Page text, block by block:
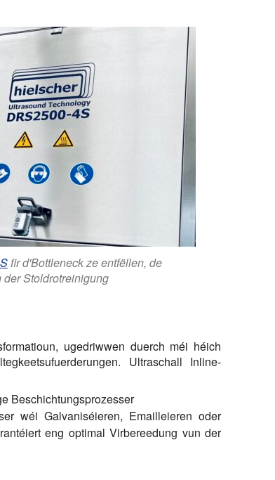
fir d'Bottleneck ze entfëllen, de
der Stoldrotreinigung
ugedriwwen duerch méi héich
Ultraschall Inline-
Beschichtungsprozesser
wéi Galvaniséieren, Emailleieren oder
eng optimal Virbereedung vun der